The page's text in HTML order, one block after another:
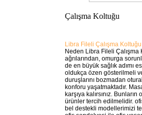
Çalışma Koltuğu
Libra Fileli Çalışma
Neden Libra Fileli Çalışma
ağrılarından, omurga
de en büyük sağlık adımı
oldukça özen gösterilmeli
duruşlarını bozmadan
konforu yaşatmaktadır.
karşıya kalırsınız.
ürünler tercih edilmelidir.
bel destekli modellerimizi